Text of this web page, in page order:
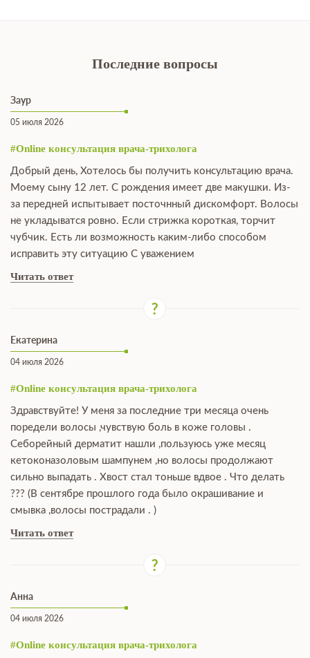
Последние вопросы
Заур
05 июля 2026
#Online консультация врача-трихолога
Добрый день, Хотелось бы получить консультацию врача.
Моему сыну 12 лет. С рождения имеет две макушки. Из-
за передней испытывает посточнный дискомфорт. Волосы
не укладыватся ровно. Если стрижка короткая, торчит
чубчик. Есть ли возможность каким-либо способом
исправить эту ситуацию С уважением
Читать ответ
Екатерина
04 июля 2026
#Online консультация врача-трихолога
Здравствуйте! У меня за последние три месяца очень
поредели волосы ,чувствую боль в коже головы .
Себорейный дерматит нашли ,пользуюсь уже месяц
кетоконазоловым шампунем ,но волосы продолжают
сильно выпадать . Хвост стал тоньше вдвое . Что делать
??? (В сентябре прошлого года было окрашивание и
смывка ,волосы пострадали . )
Читать ответ
Анна
04 июля 2026
#Online консультация врача-трихолога